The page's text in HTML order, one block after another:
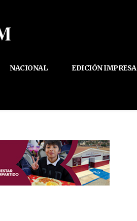
NACIONAL EDICIÓN IMPRESA